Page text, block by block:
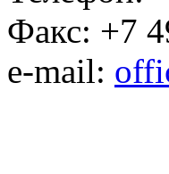
Факс: +7
e-mail: